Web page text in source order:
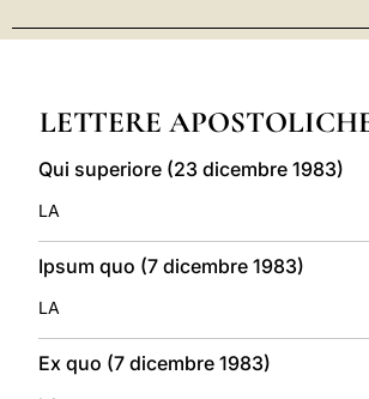
LETTERE
Qui superiore (23 dicembre 1983)
LA
Ipsum quo (7 dicembre 1983)
LA
Ex quo (7 dicembre 1983)